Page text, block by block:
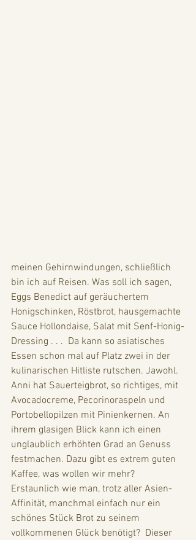
meinen Gehirnwindungen, schließlich
bin ich auf Reisen. Was soll ich sagen,
Eggs Benedict auf geräuchertem
Honigschinken, Röstbrot, hausgemachte
Sauce Hollondaise, Salat mit Senf-Honig-
Dressing . . .  Da kann so asiatisches
Essen schon mal auf Platz zwei in der
kulinarischen Hitliste rutschen. Jawohl.
Anni hat Sauerteigbrot, so richtiges, mit
Avocadocreme, Pecorinoraspeln und
Portobellopilzen mit Pinienkernen. An
ihrem glasigen Blick kann ich einen
unglaublich erhöhten Grad an Genuss
festmachen. Dazu gibt es extrem guten
Kaffee, was wollen wir mehr?
Erstaunlich wie man, trotz aller Asien-
Affinität, manchmal einfach nur ein
schönes Stück Brot zu seinem
vollkommenen Glück benötigt?  Dieser